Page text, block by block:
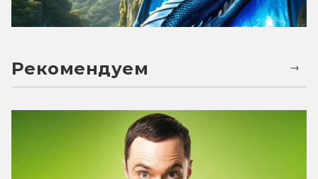
Рекомендуем